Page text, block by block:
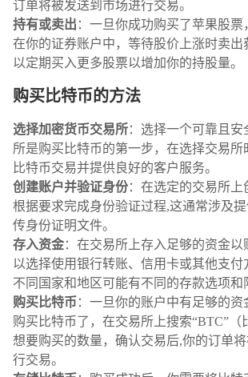
订单将被发送到市场进行交易。
持有或卖出 ：一旦你成功购买了苹果股
在你的证券账户中，等待股价上涨时卖出
以定期买入更多股票以增加你的持股量。
购买比特币的方法
选择加密货币交易所：选择一个可靠且
所是购买比特币的第一步，在选择交易所
比特币交易并提供良好的客户服务。
创建账户并验证身份：在选定的交易所
根据要求完成身份验证过程,这通常涉及
传身份证明文件。
存入资金：在交易所上存入足够的资金
以选择使用银行转账、信用卡或其他支付
不同国家和地区可能有不同的存款选项和
购买比特币 ：一旦你的账户中有足够的
购买比特币了，在交易所上搜索“BTC”（
想要购买的数量，确认交易后,你的订单
行交易。